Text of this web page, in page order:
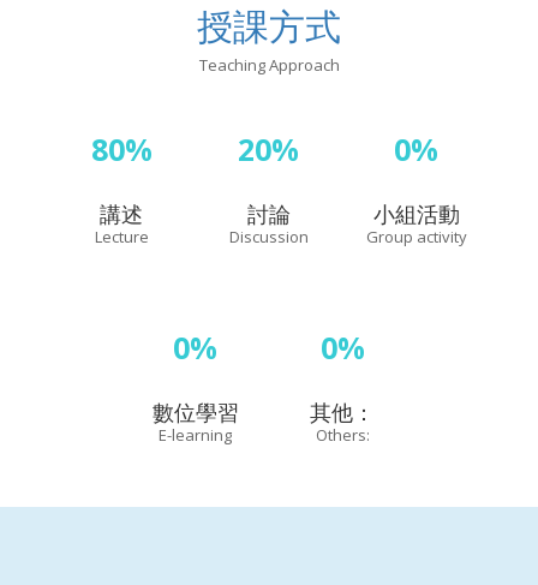
授課方式
Teaching Approach
80%
講述
Lecture
20%
討論
Discussion
0%
小組活動
Group activity
0%
數位學習
E-learning
0%
其他：
Others: